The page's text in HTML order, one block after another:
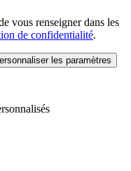
vous renseigner dans les
de confidentialité.
les paramètres